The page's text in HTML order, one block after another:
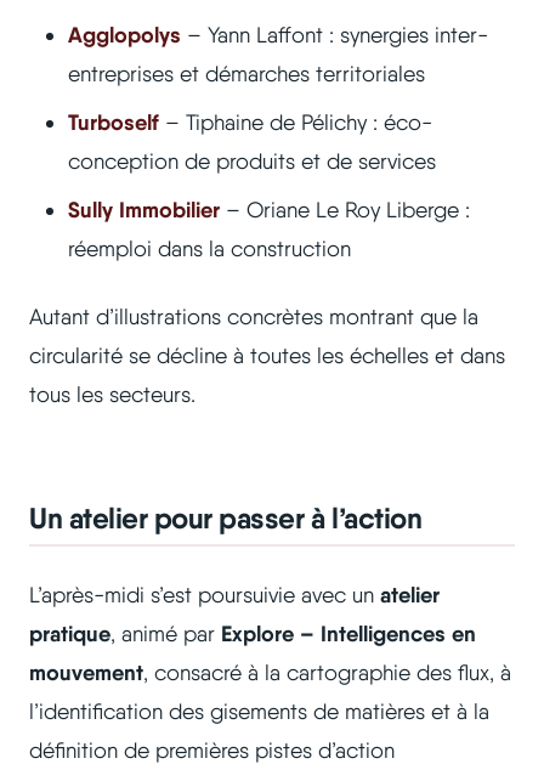
Agglopolys – Yann Laffont : synergies inter-
entreprises et démarches territoriales
Turboself – Tiphaine de Pélichy : éco-
conception de produits et de services
Sully Immobilier – Oriane Le Roy Liberge :
réemploi dans la construction
Autant d’illustrations concrètes montrant que la
circularité se décline à toutes les échelles et dans
tous les secteurs.
Un atelier pour passer à l’action
L’après-midi s’est poursuivie avec un atelier
pratique, animé par Explore – Intelligences en
mouvement, consacré à la cartographie des flux, à
l’identification des gisements de matières et à la
définition de premières pistes d’action